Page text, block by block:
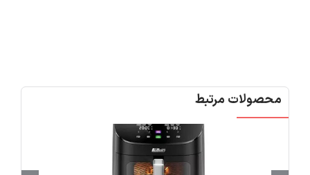
محصولات مرتبط